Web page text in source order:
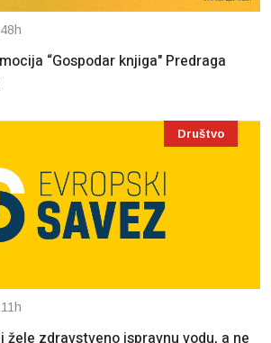
“Gospodar knjiga" Predraga
Društvo
žele zdravstveno ispravnu vodu, a ne